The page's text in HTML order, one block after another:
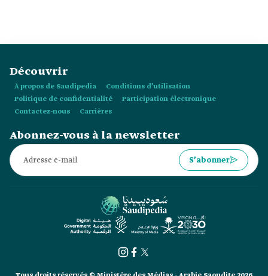
Découvrir
À propos de Saudipedia
Conditions d’utilisation
Politique de confidentialité
Participation électronique
Contactez-nous
Carrières
Abonnez-vous à la newsletter
S’abonner